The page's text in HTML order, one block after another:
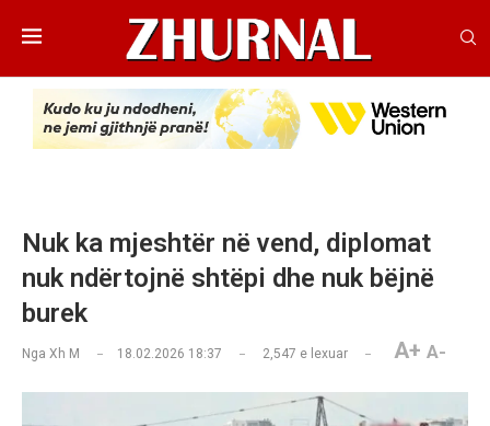
Nuk ka mjeshtër në vend, diplomat
nuk ndërtojnë shtëpi dhe nuk bëjnë
burek
Nga Xh M 18.02.2026 18:37 2,547 e lexuar A+ A-